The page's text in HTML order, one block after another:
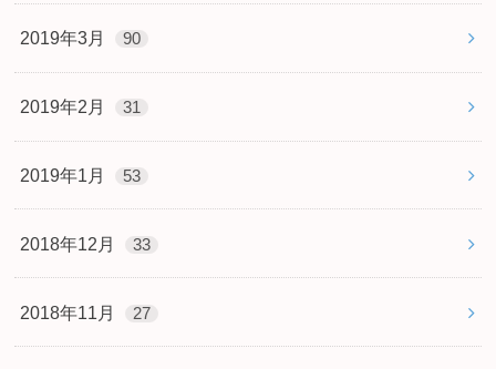
2019年3月 90
2019年2月 31
2019年1月 53
2018年12月 33
2018年11月 27